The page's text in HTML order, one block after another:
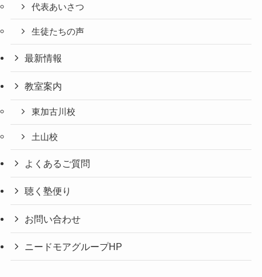
代表あいさつ
生徒たちの声
最新情報
教室案内
東加古川校
土山校
よくあるご質問
聴く塾便り
お問い合わせ
ニードモアグループHP